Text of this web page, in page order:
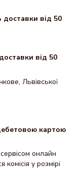
доставки від 50
від 50
Львівської
картою
онлайн
комісія у розмірі